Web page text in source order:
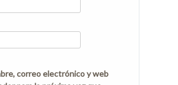
correo electrónico y web